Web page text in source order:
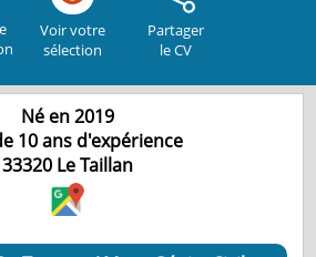
Voir votre
sélection
Partager
le CV
Né en 2019
10 ans d'expérience
33320 Le Taillan